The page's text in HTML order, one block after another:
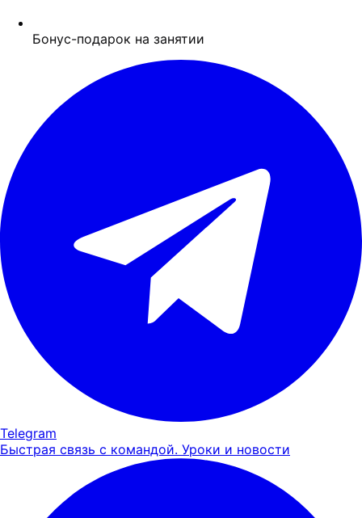
Бонус-подарок на занятии
Telegram
Быстрая связь с командой. Уроки и новости